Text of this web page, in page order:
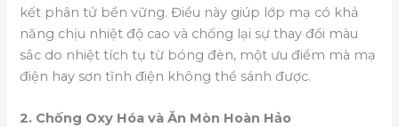
kết phân tử bền vững. Điều này giúp lớp mạ có khả
năng chịu nhiệt độ cao và chống lại sự thay đổi màu
sắc do nhiệt tích tụ từ bóng đèn, một ưu điểm mà mạ
điện hay sơn tĩnh điện không thể sánh được.
2. Chống Oxy Hóa và Ăn Mòn Hoàn Hảo